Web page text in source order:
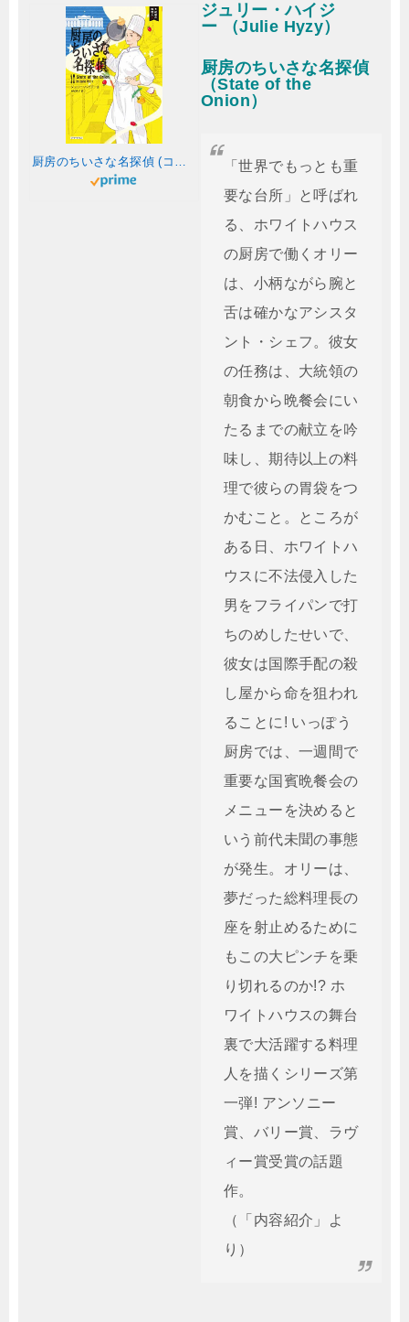
厨房のちいさな名探偵 (コージーブックス ハ 1-1 大統領の料理人 1)
ジュリー・ハイジ
ー （Julie Hyzy）
厨房のちいさな名探偵
（State of the
Onion）
「世界でもっとも重
要な台所」と呼ばれ
る、ホワイトハウス
の厨房で働くオリー
は、小柄ながら腕と
舌は確かなアシスタ
ント・シェフ。彼女
の任務は、大統領の
朝食から晩餐会にい
たるまでの献立を吟
味し、期待以上の料
理で彼らの胃袋をつ
かむこと。ところが
ある日、ホワイトハ
ウスに不法侵入した
男をフライパンで打
ちのめしたせいで、
彼女は国際手配の殺
し屋から命を狙われ
ることに! いっぽう
厨房では、一週間で
重要な国賓晩餐会の
メニューを決めると
いう前代未聞の事態
が発生。オリーは、
夢だった総料理長の
座を射止めるために
もこの大ピンチを乗
り切れるのか!? ホ
ワイトハウスの舞台
裏で大活躍する料理
人を描くシリーズ第
一弾! アンソニー
賞、バリー賞、ラヴ
ィー賞受賞の話題
作。
（「内容紹介」よ
り）